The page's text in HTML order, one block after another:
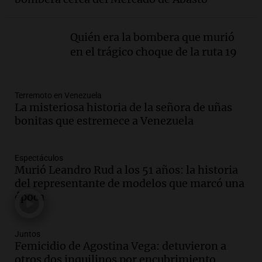
nacional, según economista
Giordano advirtió por el
endeudamiento: "La solución es que
Episodios
Audio.Media sanción a la ley de
inviolabilidad: un avance para
Panorama Federal
Episodios
Audio.Promocionan cortes de cerdo
ante la caída de consumo de carne de
Episodios
Quién era la bombera que murió
en el trágico choque de la ruta 19
Terremoto en Venezuela
La misteriosa historia de la señora de uñas
bonitas que estremece a Venezuela
Espectáculos
Murió Leandro Rud a los 51 años: la historia
del representante de modelos que marcó una
época
Juntos
Femicidio de Agostina Vega: detuvieron a